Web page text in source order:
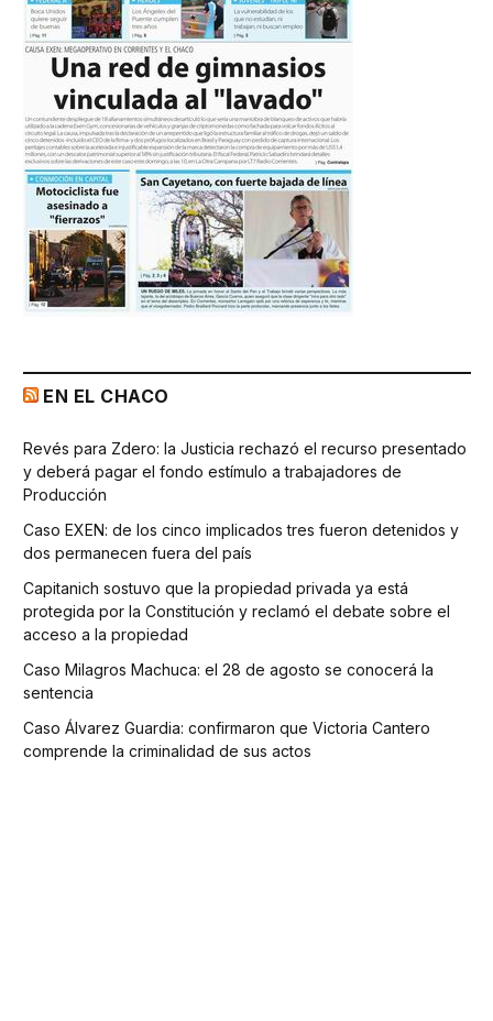
EN EL CHACO
Revés para Zdero: la Justicia rechazó el recurso presentado
y deberá pagar el fondo estímulo a trabajadores de
Producción
Caso EXEN: de los cinco implicados tres fueron detenidos y
dos permanecen fuera del país
Capitanich sostuvo que la propiedad privada ya está
protegida por la Constitución y reclamó el debate sobre el
acceso a la propiedad
Caso Milagros Machuca: el 28 de agosto se conocerá la
sentencia
Caso Álvarez Guardia: confirmaron que Victoria Cantero
comprende la criminalidad de sus actos